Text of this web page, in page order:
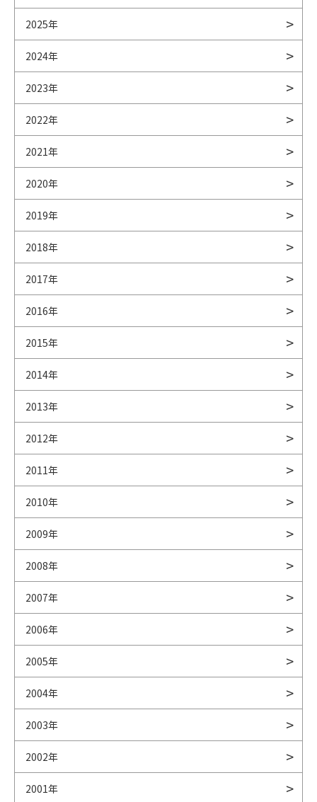
2025年
2024年
2023年
2022年
2021年
2020年
2019年
2018年
2017年
2016年
2015年
2014年
2013年
2012年
2011年
2010年
2009年
2008年
2007年
2006年
2005年
2004年
2003年
2002年
2001年